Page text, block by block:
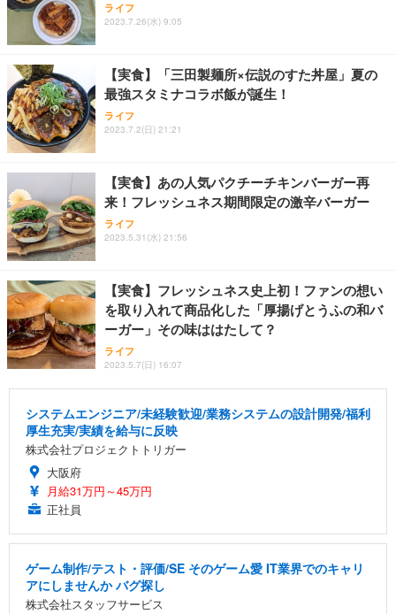
ライフ
2023.7.26(水) 9:05
【実食】「三田製麺所×伝説のすた丼屋」夏の
最強スタミナコラボ飯が誕生！
ライフ
2023.7.2(日) 21:21
【実食】あの人気パクチーチキンバーガー再
来！フレッシュネス期間限定の激辛バーガー
ライフ
2023.5.31(水) 21:56
【実食】フレッシュネス史上初！ファンの想い
を取り入れて商品化した「厚揚げとうふの和バ
ーガー」その味ははたして？
ライフ
2023.5.7(日) 16:07
システムエンジニア/未経験歓迎/業務システムの設計開発/福利
厚生充実/実績を給与に反映
株式会社プロジェクトトリガー
大阪府
月給31万円～45万円
正社員
ゲーム制作/テスト・評価/SE そのゲーム愛 IT業界でのキャリ
アにしませんか バグ探し
株式会社スタッフサービス